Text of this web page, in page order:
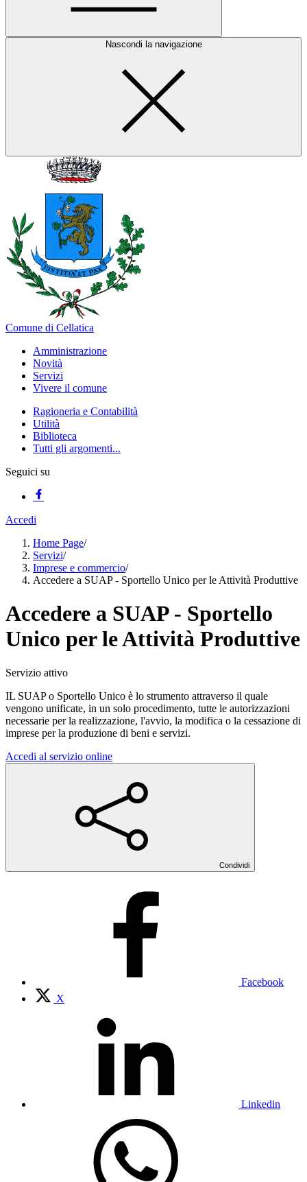
Nascondi la navigazione
Comune di Cellatica
Amministrazione
Novità
Servizi
Vivere il comune
Ragioneria e Contabilità
Utilità
Biblioteca
Tutti gli argomenti...
Seguici su
Accedi
Home Page/
Servizi/
Imprese e commercio/
Accedere a SUAP - Sportello Unico per le Attività Produttive
Accedere a SUAP - Sportello
Unico per le Attività Produttive
Servizio attivo
IL SUAP o Sportello Unico è lo strumento attraverso il quale
vengono unificate, in un solo procedimento, tutte le autorizzazioni
necessarie per la realizzazione, l'avvio, la modifica o la cessazione di
imprese per la produzione di beni e servizi.
Accedi al servizio online
Condividi
Facebook
X
Linkedin